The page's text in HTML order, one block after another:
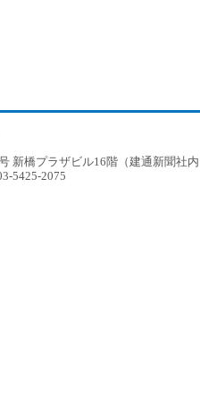
新橋プラザビル16階（建通新聞社
5425-2075